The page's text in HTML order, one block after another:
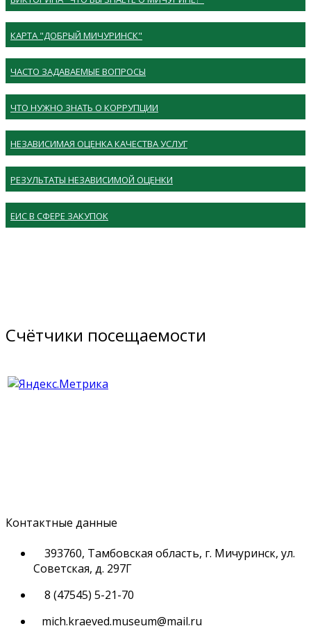
КАРТА "ДОБРЫЙ МИЧУРИНСК"
ЧАСТО ЗАДАВАЕМЫЕ ВОПРОСЫ
ЧТО НУЖНО ЗНАТЬ О КОРРУПЦИИ
НЕЗАВИСИМАЯ ОЦЕНКА КАЧЕСТВА УСЛУГ
РЕЗУЛЬТАТЫ НЕЗАВИСИМОЙ ОЦЕНКИ
ЕИС В СФЕРЕ ЗАКУПОК
Счётчики посещаемости
Контактные данные
393760, Тамбовская область, г. Мичуринск, ул.
Советская, д. 297Г
8 (47545) 5-21-70
mich.kraeved.museum@mail.ru